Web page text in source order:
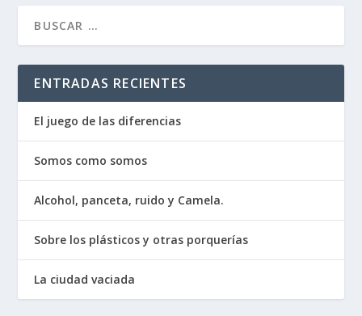
ENTRADAS RECIENTES
El juego de las diferencias
Somos como somos
Alcohol, panceta, ruido y Camela.
Sobre los plásticos y otras porquerías
La ciudad vaciada